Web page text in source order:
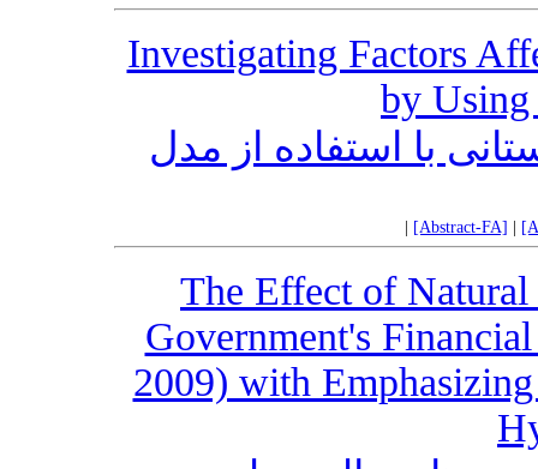
Investigating Factors
by
با استفاده از مدل
[Abstract-FA]
The Effect of Natural
Government's
2009) with